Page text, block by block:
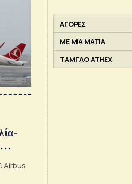
Airbus
ΑΓΟΡΕΣ
ΜΕ ΜΙΑ ΜΑΤΙΑ
ΤΑΜΠΛΟ ATHEX